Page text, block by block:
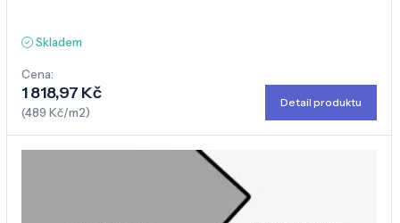
Skladem
Cena:
1 818,97 Kč
(489 Kč/m2)
Detail produktu